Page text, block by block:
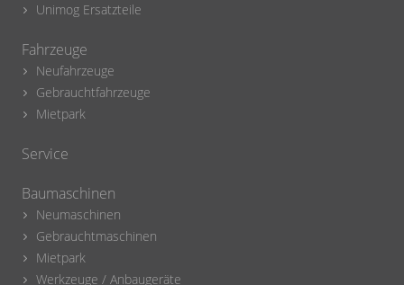
Unimog Ersatzteile
Fahrzeuge
Neufahrzeuge
Gebrauchtfahrzeuge
Mietpark
Service
Baumaschinen
Neumaschinen
Gebrauchtmaschinen
Mietpark
Werkzeuge / Anbaugeräte